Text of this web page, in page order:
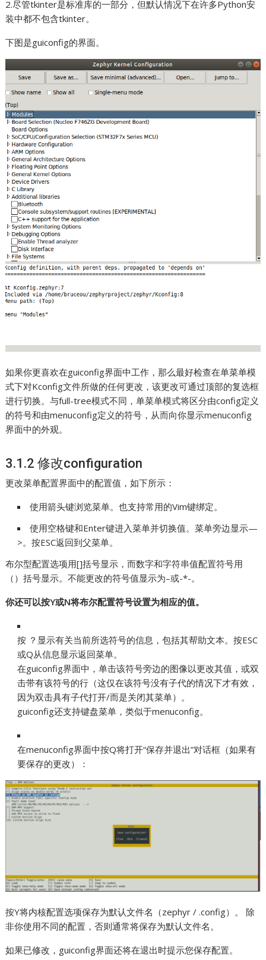
2.尽管tkinter是标准库的一部分，但默认情况下在许多Python安
装中都不包含tkinter。
下图是guiconfig的界面。
如果你更喜欢在guiconfig界面中工作，那么最好检查在单菜单模
式下对Kconfig文件所做的任何更改，该更改可通过顶部的复选框
进行切换。与full-tree模式不同，单菜单模式将区分由config定义
的符号和由menuconfig定义的符号，从而向你显示menuconfig
界面中的外观。
3.1.2 修改configuration
更改菜单配置界面中的配置值，如下所示：
使用箭头键浏览菜单。也支持常用的Vim键绑定。
使用空格键和Enter键进入菜单并切换值。菜单旁边显示—
>。按ESC返回到父菜单。
布尔型配置选项用[]括号显示，而数字和字符串值配置符号用
（）括号显示。不能更改的符号值显示为–或-*-。
你还可以按Y或N将布尔配置符号设置为相应的值。
按 ？显示有关当前所选符号的信息，包括其帮助文本。按ESC
或Q从信息显示返回菜单。
在guiconfig界面中，单击该符号旁边的图像以更改其值，或双
击带有该符号的行（这仅在该符号没有子代的情况下才有效，
因为双击具有子代打开/而是关闭其菜单）。
guiconfig还支持键盘菜单，类似于menuconfig。
在menuconfig界面中按Q将打开“保存并退出”对话框（如果有
要保存的更改）：
按Y将内核配置选项保存为默认文件名（zephyr / .config）。 除
非你使用不同的配置，否则通常将保存为默认文件名。
如果已修改，guiconfig界面还将在退出时提示您保存配置。